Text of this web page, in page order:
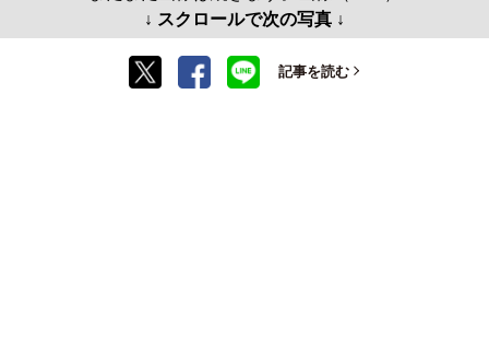
↓ スクロールで次の写真 ↓
記事を読む